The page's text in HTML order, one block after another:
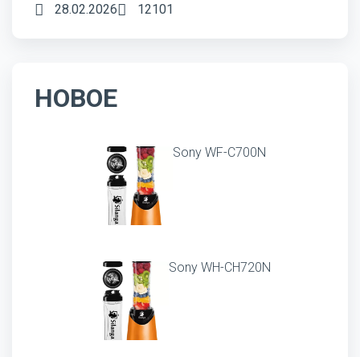
28.02.2026 12101
НОВОЕ
Sony WF-C700N
Sony WH-CH720N